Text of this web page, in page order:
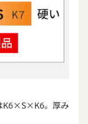
K6×S×K6。厚み